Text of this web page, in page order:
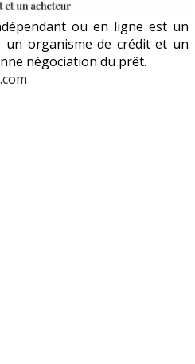
ou en ligne est un
organisme de crédit et un
négociation du prêt.